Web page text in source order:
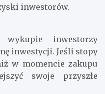
inwestorów.
wykupie inwestorzy
inwestycji. Jeśli stopy
w momencie zakupu
swoje przyszłe